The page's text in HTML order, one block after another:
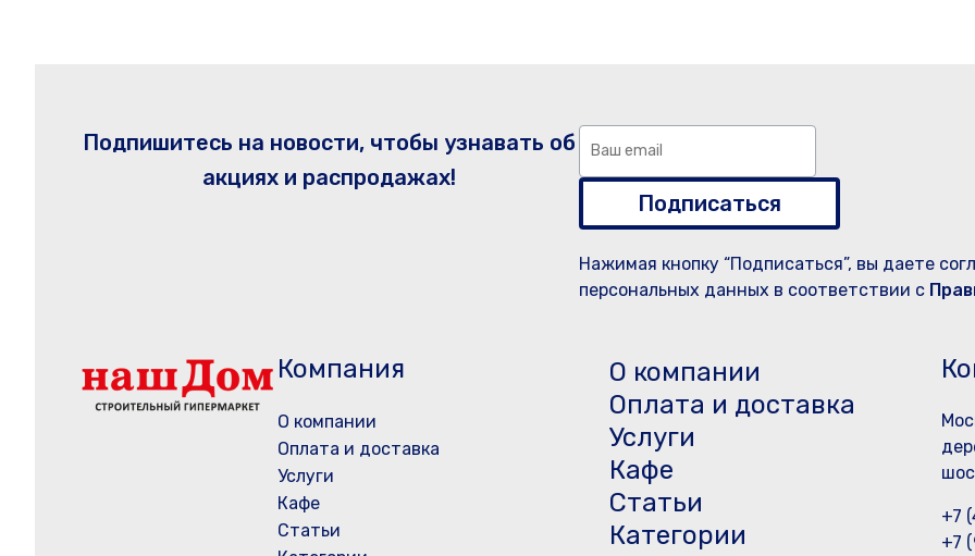
Подпишитесь на новости, чтобы узнавать об
акциях и распродажах!
Подписаться
Нажимая кнопку “Подписаться”, вы даете
персональных данных в соответствии с
Компания
О компании
Оплата и доставка
Услуги
Кафе
Статьи
О компании
Оплата и доставка
Услуги
Кафе
Статьи
Категории
+7
+7